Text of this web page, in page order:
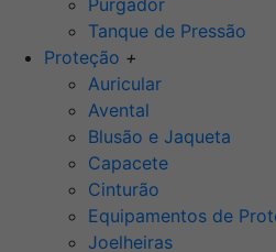
Purgador
Tanque de Pressão
Proteção +
Auricular
Avental
Blusão e Jaqueta
Capacete
Cinturão
Equipamentos de
Joelheiras